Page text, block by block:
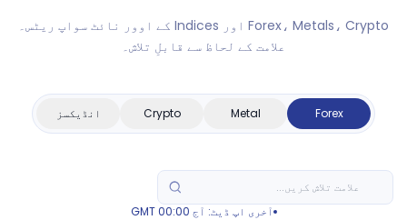
Forex، Metals، Crypto اور Indices کے اوور نائٹ سواپ ریٹس۔
علامت کے لحاظ سے قابلِ تلاش۔
Forex
Metal
Crypto انڈیکسز
آخری اپ ڈیٹ: آج 00:00 GMT